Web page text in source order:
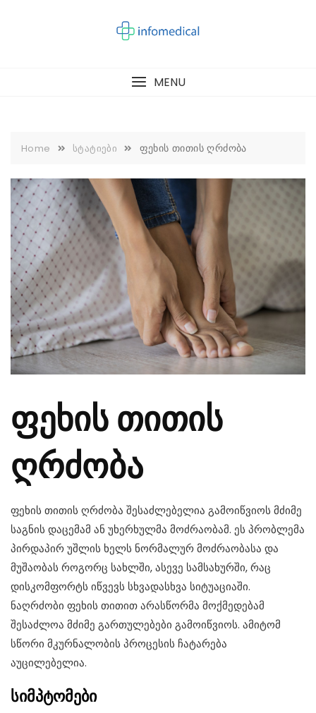
MENU
Home სტატიები ფეხის თითის ღრძობა
ფეხის თითის
ღრძობა
ფეხის თითის ღრძობა შესაძლებელია გამოიწვიოს მძიმე
საგნის დაცემამ ან უხერხულმა მოძრაობამ. ეს პრობლემა
პირდაპირ უშლის ხელს ნორმალურ მოძრაობასა და
მუშაობას როგორც სახლში, ასევე სამსახურში, რაც
დისკომფორტს იწვევს სხვადასხვა სიტუაციაში.
ნაღრძობი ფეხის თითით არასწორმა მოქმედებამ
შესაძლოა მძიმე გართულებები გამოიწვიოს. ამიტომ
სწორი მკურნალობის პროცესის ჩატარება
აუცილებელია.
სიმპტომები